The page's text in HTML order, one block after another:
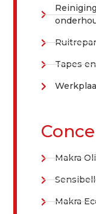
Tapes
Makra
Makra